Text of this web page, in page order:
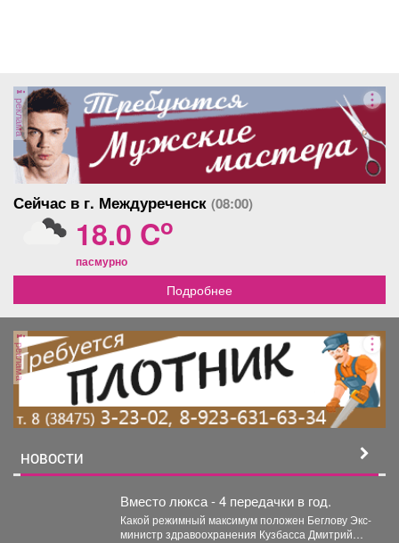
реклама
Сейчас в г. Междуреченск (08:00)
18.0 Co
пасмурно
Подробнее
реклама
НОВОСТИ
Вместо люкса - 4 передачки в год.
Какой режимный максимум положен Беглову Экс-
министр здравоохранения Кузбасса Дмитрий